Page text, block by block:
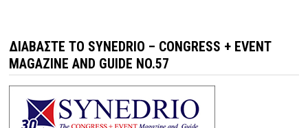
ΔΙΑΒΆΣΤΕ ΤΟ SYNEDRIO – CONGRESS + EVENT
MAGAZINE AND GUIDE NO.57